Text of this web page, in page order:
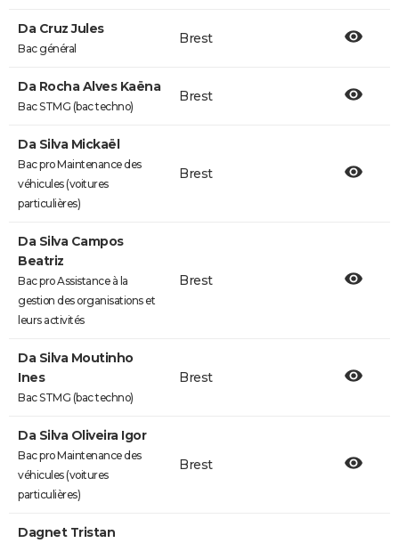
Da Cruz Jules
Bac général
Brest
Da Rocha Alves Kaëna
Bac STMG (bac techno)
Brest
Da Silva Mickaël
Bac pro Maintenance des
véhicules (voitures
particulières)
Brest
Da Silva Campos
Beatriz
Bac pro Assistance à la
gestion des organisations et
leurs activités
Brest
Da Silva Moutinho
Ines
Bac STMG (bac techno)
Brest
Da Silva Oliveira Igor
Bac pro Maintenance des
véhicules (voitures
particulières)
Brest
Dagnet Tristan